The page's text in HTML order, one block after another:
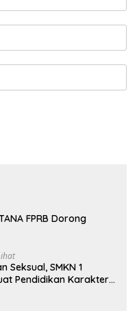
FPRB Dorong
Seksual, SMKN 1
Pendidikan Karakter